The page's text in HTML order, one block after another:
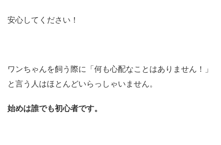
安心してください！
ワンちゃんを飼う際に「何も心配なことはありません！」
と言う人はほとんどいらっしゃいません。
始めは誰でも初心者です。